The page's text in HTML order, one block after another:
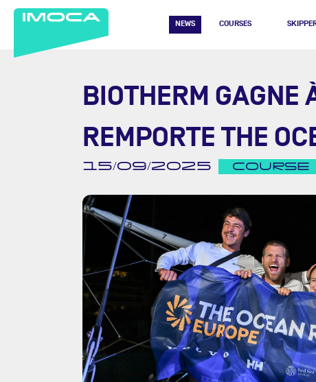
NEWS COURSES
BIOTHERM GAGNE
REMPORTE THE
15/09/2025 COURSE